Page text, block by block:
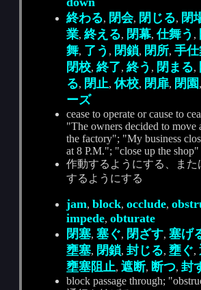
終わる, 閉会, 閉じる, 閉
業,終える, 閉幕,仕舞う ,
舞, 了う , 閉鎖, 閉所,手
閉校,終了,終う , 閉まる,
る, 閉止,休校, 閉扉, 閉園
ーズ
cease to operate or cause to
"The owners decided to move
the factory"; "My business
at 8 P.M."; "close up the shop"
作動するようにする、また
するようにする
jam,block,occlude,
impede,obturate
閉塞,塞ぐ, 閉ざす,塞げ
壅塞, 閉鎖,封じる,壅ぐ,
壅塞阻止,遮断, 断つ,封
block passage through;